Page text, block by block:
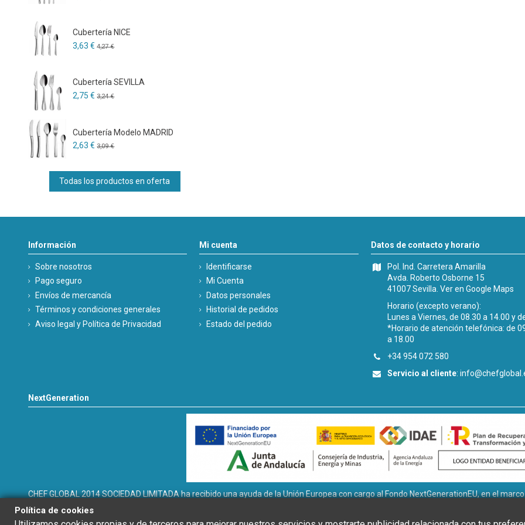
Cubertería NICE
3,63 € 4,27 €
Cubertería SEVILLA
2,75 € 3,24 €
Cubertería Modelo MADRID
2,63 € 3,09 €
Todas los productos en oferta
Información
Sobre nosotros
Pago seguro
Envíos de mercancía
Términos y condiciones generales
Aviso legal y Política de Privacidad
Mi cuenta
Identificarse
Mi Cuenta
Datos personales
Historial de pedidos
Estado del pedido
Datos de contacto y horario
Pol. Ind. Carretera Amarilla
Avda. Roberto Osborne 15
41007 Sevilla.Ver en Google Maps
Horario (excepto verano):
Lunes a Viernes, de 08.30 a 14.00 y
*Horario de atención telefónica: de
a 18.00
+34 954 072 580
Servicio al cliente:
NextGeneration
CHEF GLOBAL 2014 SOCIEDAD LIMITADA ha recibido una ayuda de la Unión Europea con cargo al Fondo NextGenerationEU, en el
INSTALACIÓN SOLAR FOTOVOLTAICA dentro del programa de incentivos ligados al autoconsumo y almacenamiento, con fuentes de
térmicos renovables en el sector residencial del Ministerio para la Transición Ecológica y el Reto Demográfico, gestionado por la Junta
Política de cookies